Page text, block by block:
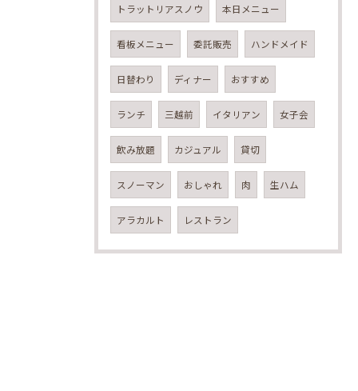
トラットリアスノウ 本日メニュー
看板メニュー 委託販売 ハンドメイド
日替わり ディナー おすすめ
ランチ 三越前 イタリアン 女子会
飲み放題 カジュアル 貸切
スノーマン おしゃれ 肉 生ハム
アラカルト レストラン